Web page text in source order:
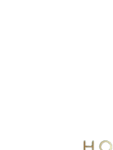
innowacji i
miejsce, gdzie
dbając o Twoje